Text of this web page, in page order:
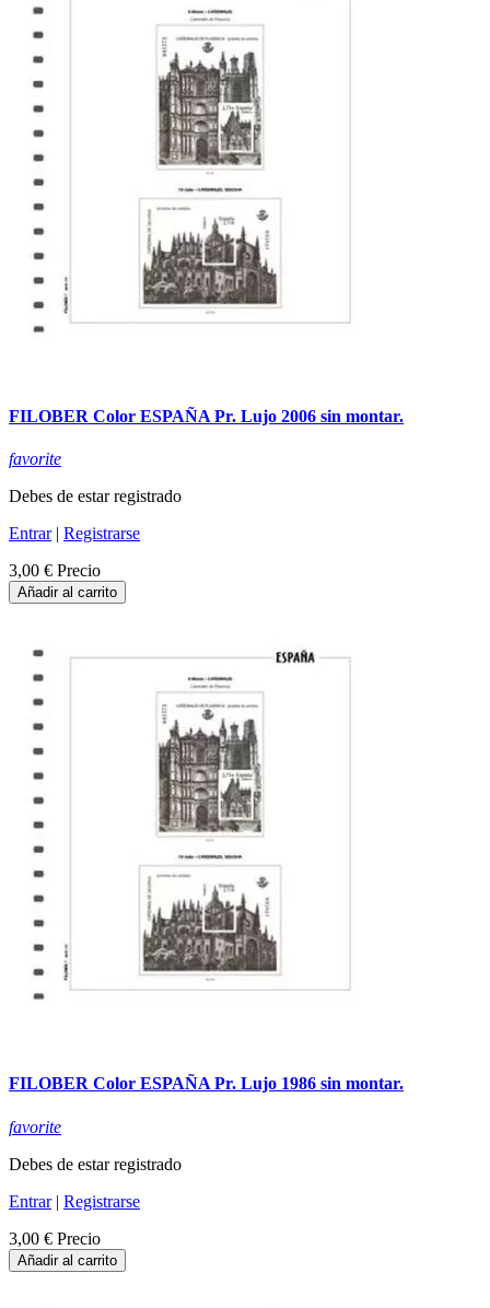
FILOBER Color ESPAÑA Pr. Lujo 2006 sin montar.
favorite
Debes de estar registrado
Entrar| Registrarse
3,00 € Precio
Añadir al carrito
FILOBER Color ESPAÑA Pr. Lujo 1986 sin montar.
favorite
Debes de estar registrado
Entrar| Registrarse
3,00 € Precio
Añadir al carrito